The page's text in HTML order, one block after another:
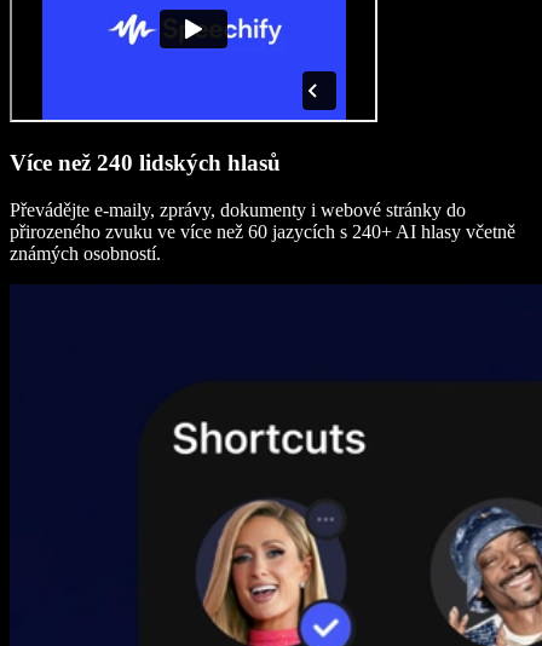
Více než 240 lidských hlasů
Převádějte e-maily, zprávy, dokumenty i webové stránky do
přirozeného zvuku ve více než 60 jazycích s 240+ AI hlasy včetně
známých osobností.